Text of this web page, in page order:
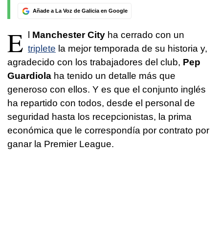
Añade a La Voz de Galicia en Google
E Manchester City ha cerrado con un
triplete la mejor temporada de su historia y,
agradecido con los trabajadores del club, Pep
Guardiola ha tenido un detalle más que
generoso con ellos. Y es que el conjunto inglés
ha repartido con todos, desde el personal de
seguridad hasta los recepcionistas, la prima
económica que le correspondía por contrato por
ganar la Premier League.